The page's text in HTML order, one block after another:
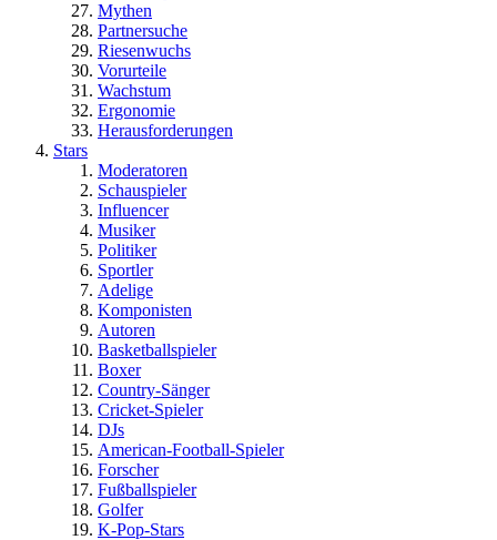
Mythen
Partnersuche
Riesenwuchs
Vorurteile
Wachstum
Ergonomie
Herausforderungen
Stars
Moderatoren
Schauspieler
Influencer
Musiker
Politiker
Sportler
Adelige
Komponisten
Autoren
Basketballspieler
Boxer
Country-Sänger
Cricket-Spieler
DJs
American-Football-Spieler
Forscher
Fußballspieler
Golfer
K-Pop-Stars